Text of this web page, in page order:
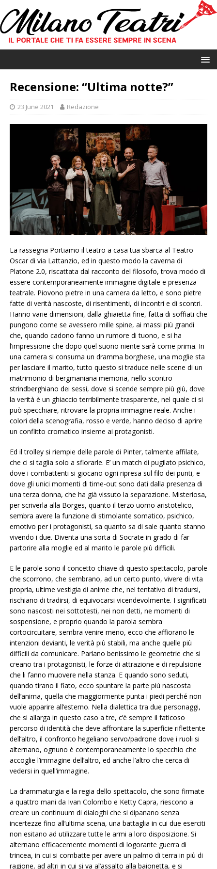
Recensione: “Ultima notte?”
23 June 2021 Redazione
La rassegna Portiamo il teatro a casa tua sbarca al Teatro
Oscar di via Lattanzio, ed in questo modo la caverna di
Platone 2.0, riscattata dal racconto del filosofo, trova modo di
essere contemporaneamente immagine digitale e presenza
teatrale. Piovono pietre in una camera da letto, e sono pietre
fatte di verità nascoste, di risentimenti, di incontri e di scontri.
Hanno varie dimensioni, dalla ghiaietta fine, fatta di soffiati che
pungono come se avessero mille spine, ai massi più grandi
che, quando cadono fanno un rumore di tuono, e si ha
l’impressione che dopo quel suono niente sarà come prima. In
una camera si consuma un dramma borghese, una moglie sta
per lasciare il marito, tutto questo si traduce nelle scene di un
matrimonio di bergmaniana memoria, nello scontro
strindberghiano dei sessi, dove si scende sempre più giù, dove
la verità è un ghiaccio terribilmente trasparente, nel quale ci si
può specchiare, ritrovare la propria immagine reale. Anche i
colori della scenografia, rosso e verde, hanno deciso di aprire
un conflitto cromatico insieme ai protagonisti.
Ed il trolley si riempie delle parole di Pinter, talmente affilate,
che ci si taglia solo a sfiorarle. E’ un match di pugilato psichico,
dove i combattenti si giocano ogni ripresa sul filo dei punti, e
dove gli unici momenti di time-out sono dati dalla presenza di
una terza donna, che ha già vissuto la separazione. Misteriosa,
per scriverla alla Borges, quanto il terzo uomo aristotelico,
sembra avere la funzione di stimolante somatico, psichico,
emotivo per i protagonisti, sa quanto sa di sale quanto stanno
vivendo i due. Diventa una sorta di Socrate in grado di far
partorire alla moglie ed al marito le parole più difficili.
E le parole sono il concetto chiave di questo spettacolo, parole
che scorrono, che sembrano, ad un certo punto, vivere di vita
propria, ultime vestigia di anime che, nel tentativo di tradursi,
rischiano di tradirsi, di equivocarsi vicendevolmente. I significati
sono nascosti nei sottotesti, nei non detti, ne momenti di
sospensione, e proprio quando la parola sembra
cortocircuitare, sembra venire meno, ecco che affiorano le
intenzioni devianti, le verità più stabili, ma anche quelle più
difficili da comunicare. Parlano benissimo le geometrie che si
creano tra i protagonisti, le forze di attrazione e di repulsione
che li fanno muovere nella stanza. E quando sono seduti,
quando tirano il fiato, ecco spuntare la parte più nascosta
dell’anima, quella che maggiormente punta i piedi perché non
vuole apparire all’esterno. Nella dialettica tra due personaggi,
che si allarga in questo caso a tre, c’è sempre il faticoso
percorso di identità che deve affrontare la superficie riflettente
dell’altro, il confronto hegeliano servo/padrone dove i ruoli si
alternano, ognuno è contemporaneamente lo specchio che
accoglie l’immagine dell’altro, ed anche l’altro che cerca di
vedersi in quell’immagine.
La drammaturgia e la regia dello spettacolo, che sono firmate
a quattro mani da Ivan Colombo e Ketty Capra, riescono a
creare un continuum di dialoghi che si dipanano senza
incertezze fino all’ultima scena, una battaglia in cui due eserciti
non esitano ad utilizzare tutte le armi a loro disposizione. Si
alternano efficacemente momenti di logorante guerra di
trincea, in cui si combatte per avere un palmo di terra in più di
ragione, ad altri in cui si va al’assalto alla baionetta, e si